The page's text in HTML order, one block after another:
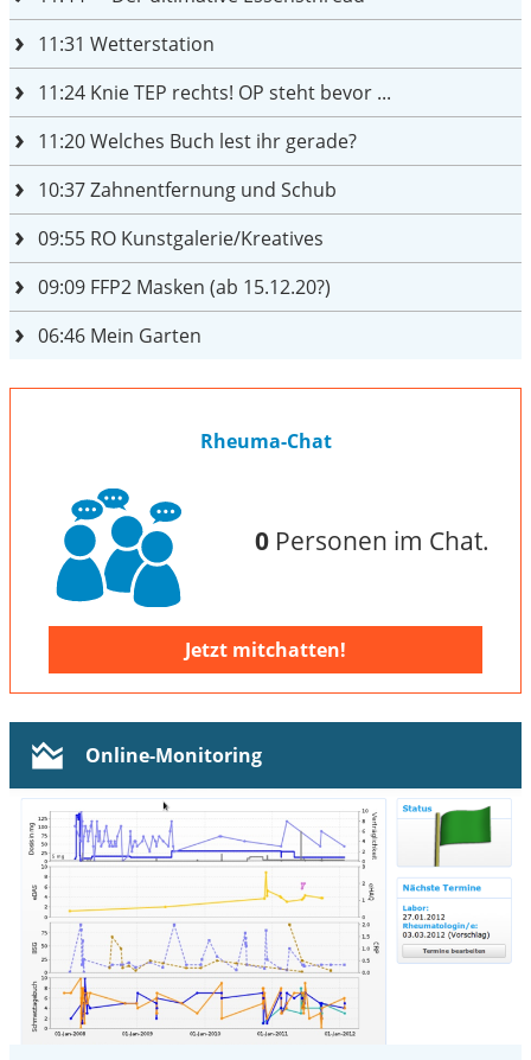
11:31 Wetterstation
11:24 Knie TEP rechts! OP steht bevor ...
11:20Welches Buch lest ihr gerade?
10:37Zahnentfernung und Schub
09:55 RO Kunstgalerie/Kreatives
09:09 FFP2 Masken (ab 15.12.20?)
06:46 Mein Garten
Rheuma-Chat
0Personen im Chat.
Jetzt mitchatten!
Online-Monitoring